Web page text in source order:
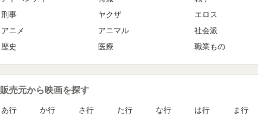
刑事
ヤクザ エロス
アニメ
アニマル 社会派
歴史
医療 職業もの
販売元から映画を探す
あ行 か行 さ行 た行 な行 は行 ま行